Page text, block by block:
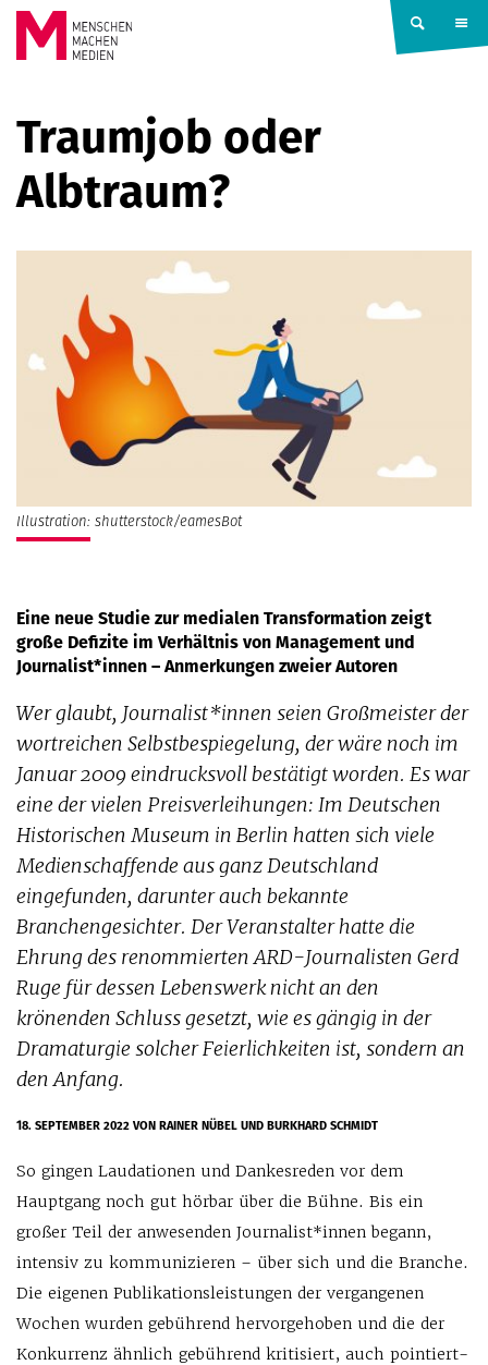
Springe zum Inhalt
MACHEN
MEDIEN
Traumjob oder
Albtraum?
Illustration: shutterstock/eamesBot
Eine neue Studie zur medialen Transformation zeigt
große Defizite im Verhältnis von Management und
Journalist*innen – Anmerkungen zweier Autoren
Wer glaubt, Journalist*innen seien Großmeister der
wortreichen Selbstbespiegelung, der wäre noch im
Januar 2009 eindrucksvoll bestätigt worden. Es war
eine der vielen Preisverleihungen: Im Deutschen
Historischen Museum in Berlin hatten sich viele
Medienschaffende aus ganz Deutschland
eingefunden, darunter auch bekannte
Branchengesichter. Der Veranstalter hatte die
Ehrung des renommierten ARD-Journalisten Gerd
Ruge für dessen Lebenswerk nicht an den
krönenden Schluss gesetzt, wie es gängig in der
Dramaturgie solcher Feierlichkeiten ist, sondern an
den Anfang.
18. SEPTEMBER 2022VON RAINER NÜBEL UND BURKHARD SCHMIDT
So gingen Laudationen und Dankesreden vor dem
Hauptgang noch gut hörbar über die Bühne. Bis ein
großer Teil der anwesenden Journalist*innen begann,
intensiv zu kommunizieren – über sich und die Branche.
Die eigenen Publikationsleistungen der vergangenen
Wochen wurden gebührend hervorgehoben und die der
Konkurrenz ähnlich gebührend kritisiert, auch pointiert-